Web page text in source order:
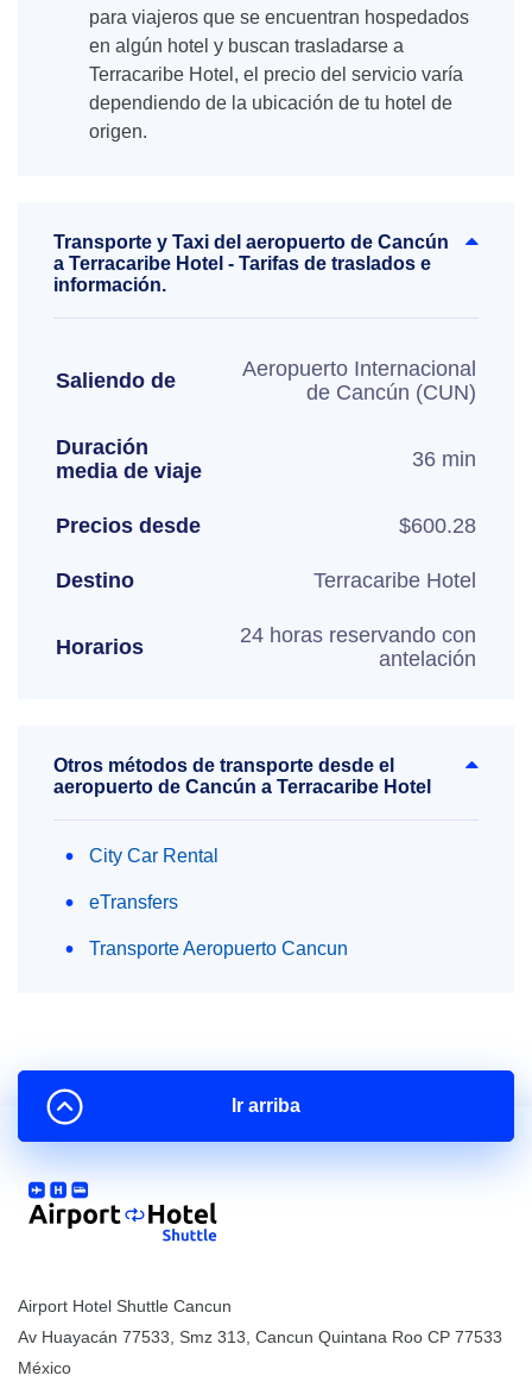
para viajeros que se encuentran hospedados
en algún hotel y buscan trasladarse a
Terracaribe Hotel, el precio del servicio varía
dependiendo de la ubicación de tu hotel de
origen.
Transporte y Taxi del aeropuerto de Cancún
a Terracaribe Hotel - Tarifas de traslados e
información.
Saliendo de
Aeropuerto Internacional
de Cancún (CUN)
Duración
media de viaje
36 min
Precios desde $600.28
Destino Terracaribe Hotel
Horarios
24 horas reservando con
antelación
Otros métodos de transporte desde el
aeropuerto de Cancún a Terracaribe Hotel
City Car Rental
eTransfers
Transporte Aeropuerto Cancun
Airport Hotel Shuttle Cancun
Av Huayacán 77533, Smz 313 Cancun Quintana Roo CP 77533
México
Ir arriba